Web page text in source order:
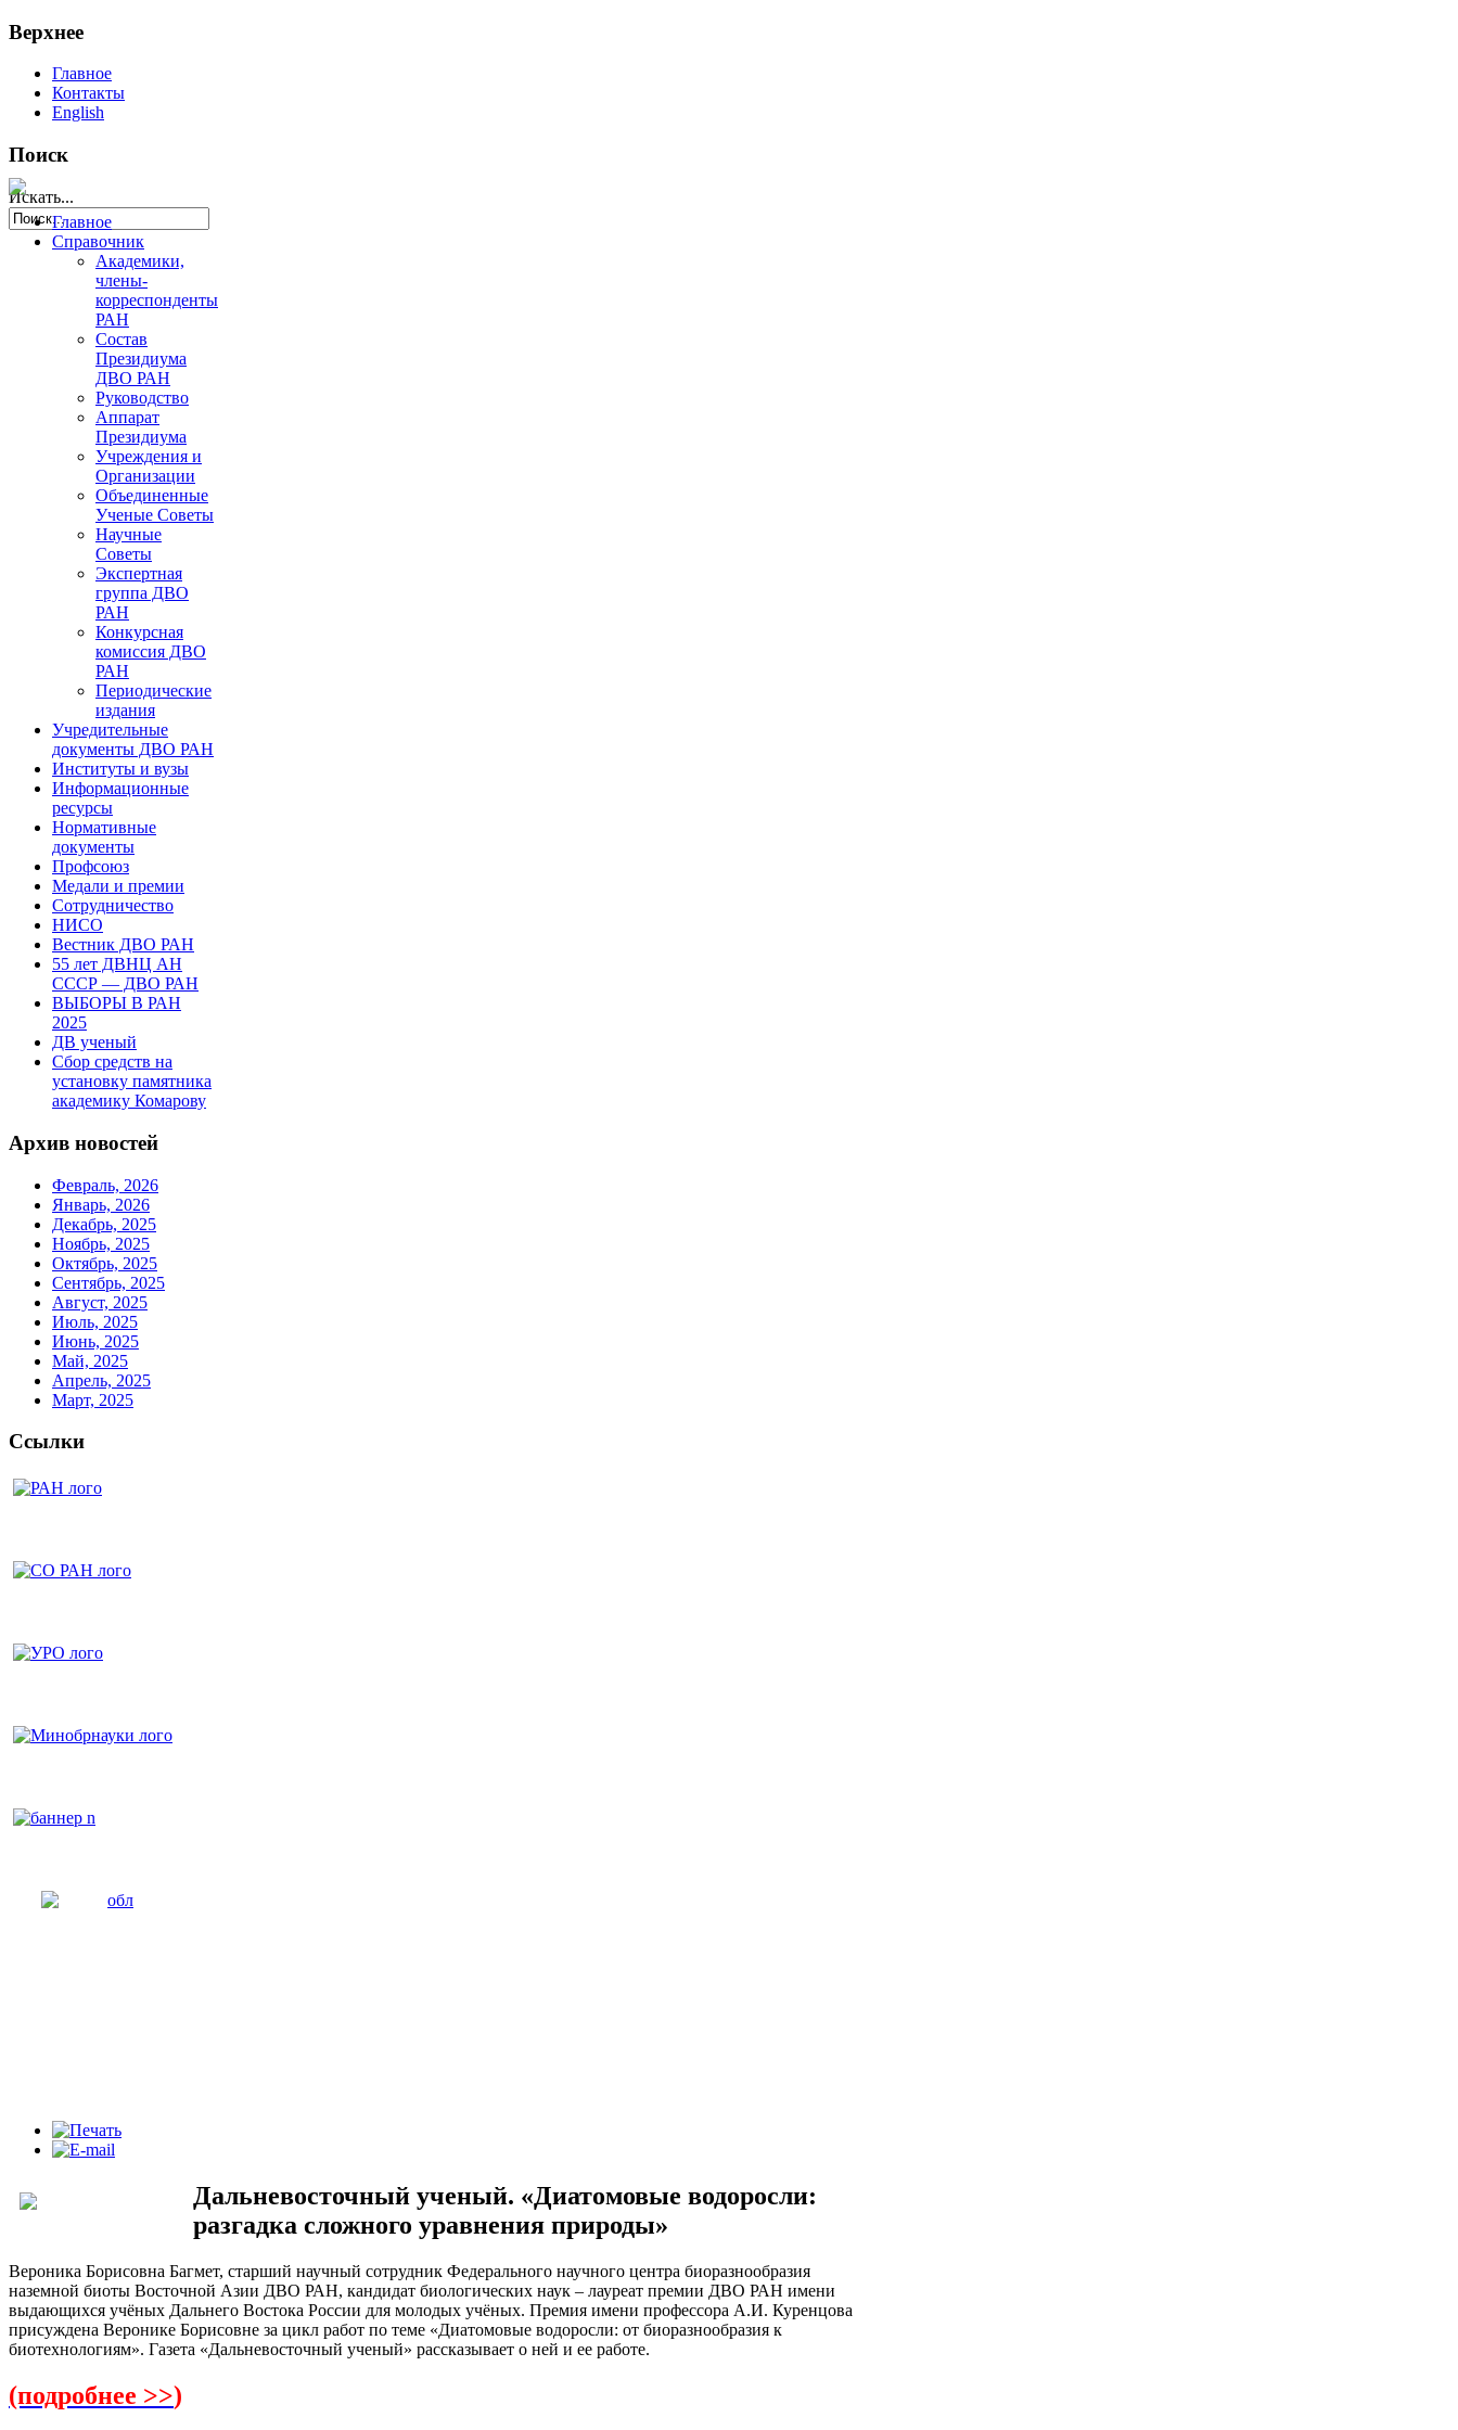
Верхнее
Главное
Контакты
English
Поиск
Искать...
Главное
Справочник
Академики,
члены-
корреспонденты
РАН
Состав
Президиума
ДВО РАН
Руководство
Аппарат
Президиума
Учреждения и
Организации
Объединенные
Ученые Советы
Научные
Советы
Экспертная
группа ДВО
РАН
Конкурсная
комиссия ДВО
РАН
Периодические
издания
Учредительные
документы ДВО РАН
Институты и вузы
Информационные
ресурсы
Нормативные
документы
Профсоюз
Медали и премии
Сотрудничество
НИСО
Вестник ДВО РАН
55 лет ДВНЦ АН
СССР — ДВО РАН
ВЫБОРЫ В РАН
2025
ДВ ученый
Сбор средств на
установку памятника
академику Комарову
Архив новостей
Февраль, 2026
Январь, 2026
Декабрь, 2025
Ноябрь, 2025
Октябрь, 2025
Сентябрь, 2025
Август, 2025
Июль, 2025
Июнь, 2025
Май, 2025
Апрель, 2025
Март, 2025
Ссылки
Дальневосточный ученый. «Диатомовые водоросли:
разгадка сложного уравнения природы»
Вероника Борисовна Багмет, старший научный сотрудник Федерального научного центра биоразнообразия
наземной биоты Восточной Азии ДВО РАН, кандидат биологических наук – лауреат премии ДВО РАН имени
выдающихся учёных Дальнего Востока России для молодых учёных. Премия имени профессора А.И. Куренцова
присуждена Веронике Борисовне за цикл работ по теме «Диатомовые водоросли: от биоразнообразия к
биотехнологиям». Газета «Дальневосточный ученый» рассказывает о ней и ее работе.
(подробнее >>)